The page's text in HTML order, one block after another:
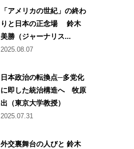
「アメリカの世紀」の終わ
りと日本の正念場 鈴木
美勝（ジャーナリス...
2025.08.07
日本政治の転換点─多党化
に即した統治構造へ 牧原
出（東京大学教授）
2025.07.31
外交裏舞台の人びと 鈴木